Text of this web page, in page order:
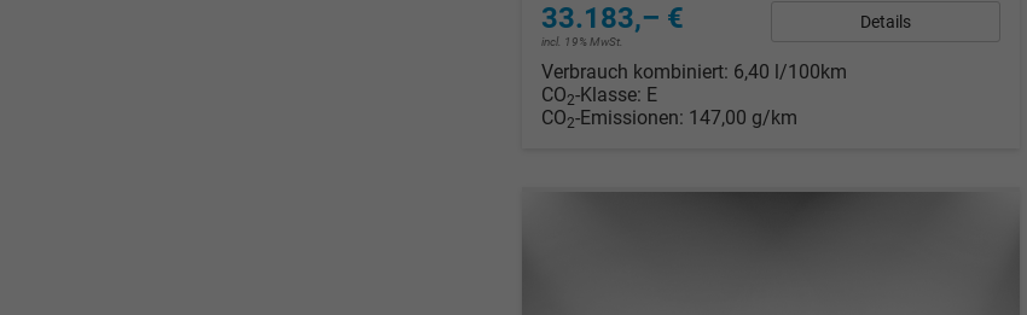
33.183,– €
incl. 19% MwSt.
Details
Verbrauch kombiniert: 6,40 l/100km
CO2-Klasse: E
CO2-Emissionen: 147,00 g/km